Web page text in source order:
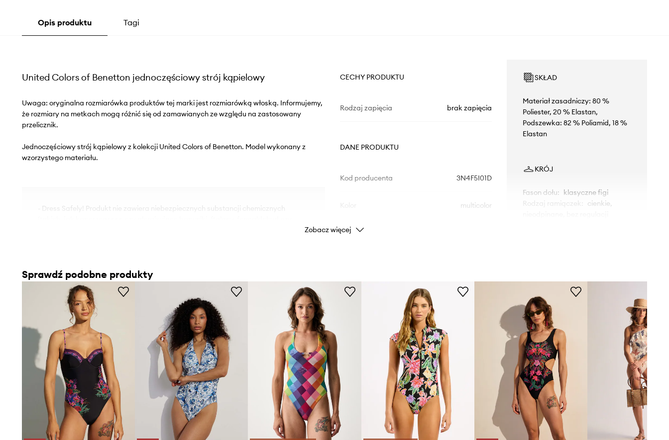
Opis produktu Tagi
United Colors of Benetton jednoczęściowy strój kąpielowy
Uwaga: oryginalna rozmiarówka produktów tej marki jest rozmiarówką włoską. Informujemy,
że rozmiary na metkach mogą różnić się od zamawianych ze względu na zastosowany
przelicznik.
Jednoczęściowy strój kąpielowy z kolekcji United Colors of Benetton. Model wykonany z
wzorzystego materiału.
- Dress Safely! Produkt nie zawiera niebezpiecznych substancji chemicznych
wygodę użytkowania.
- Nieregulowane, nieodpinane ramiączka.
- Dodatkowa warstwa materiału w postaci podszewki zwiększa krycie i daje
dodatkowy komfort podczas aktywności.
- Cienka, elastyczna dzianina.
CECHY PRODUKTU
Rodzaj zapięcia brak zapięcia
DANE PRODUKTU
Kod producenta 3N4F5I01D
multicolor
Marka
ID Produktu
SKŁAD
Materiał zasadniczy: 80 %
Poliester, 20 % Elastan,
Podszewka: 82 % Poliamid, 18 %
Elastan
KRÓJ
Fason dołu: klasyczne figi
Rodzaj ramiączek
cienkie,
Rozmiary prezentowane w sklepie
zostały przeliczone na standardową,
europejską tabelę rozmiarową. Na
metce dostarczonego produktu
znajduje się oryginalne oznaczenie
producenta.
Tabela rozmiarów
DANE TECHNICZNE
Usztywnienie miseczki
usztywnienia
Zobacz więcej
Sprawdź podobne produkty